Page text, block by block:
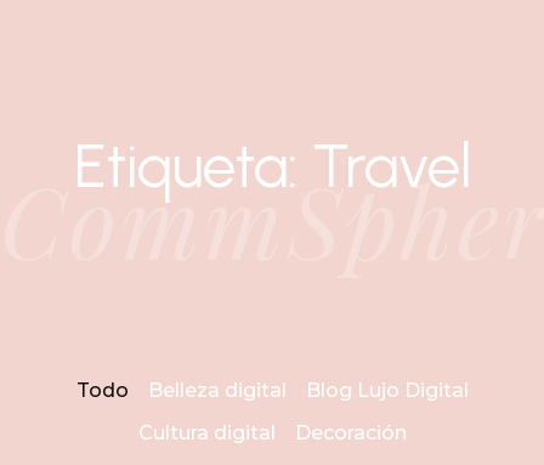
Etiqueta: Travel
Belleza digital
Blog Lujo Digital
Cultura digital
Decoración
Todo